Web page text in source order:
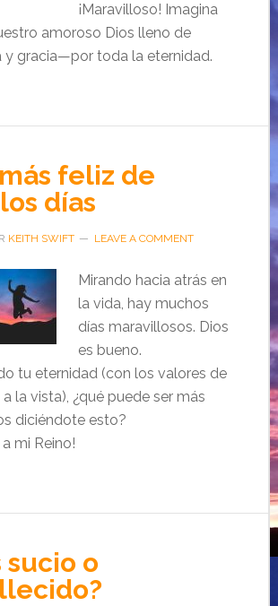
¡Maravilloso! Imagina
amoroso Dios lleno de
y gracia—por toda la eternidad.
feliz de
días
KEITH SWIFT LEAVE A COMMENT
Mirando hacia atrás en
la vida, hay muchos
días maravillosos. Dios
es bueno.
tu eternidad (con los valores de
la vista), ¿qué puede ser más
diciéndote esto?
mi Reino!
sucio o